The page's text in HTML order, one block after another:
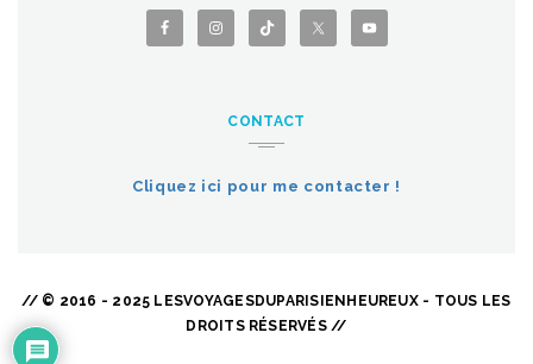
CONTACT
Cliquez ici pour me contacter !
// © 2016 - 2025 LESVOYAGESDUPARISIENHEUREUX - TOUS LES
DROITS RÉSERVÉS //